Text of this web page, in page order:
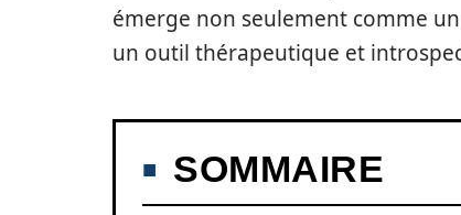
émerge non seulement comme
un outil thérapeutique et
SOMMAIRE